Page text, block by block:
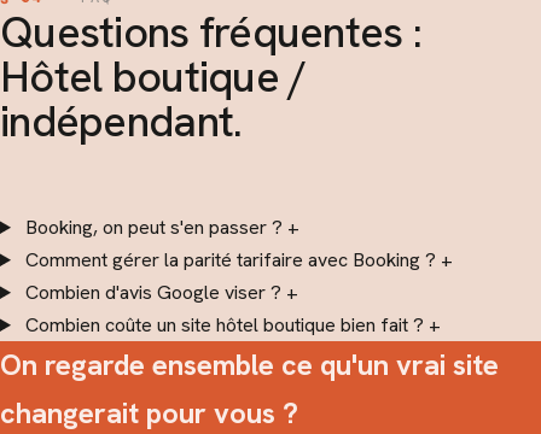
Questions fréquentes :
Hôtel boutique /
indépendant.
Booking, on peut s'en passer ? +
Comment gérer la parité tarifaire avec Booking ? +
Combien d'avis Google viser ? +
Combien coûte un site hôtel boutique bien fait ? +
On regarde ensemble ce qu'un vrai site
changerait pour vous ?